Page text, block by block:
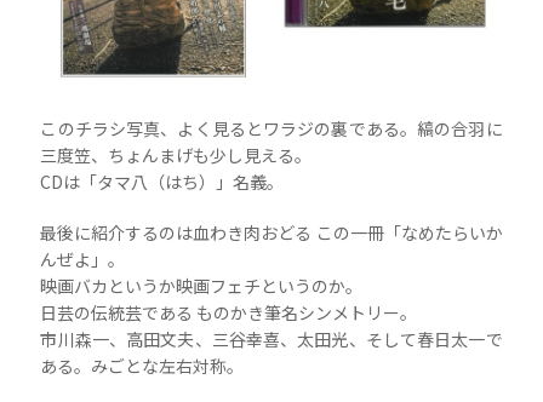
このチラシ写真、よく見るとワラジの裏である。縞の合羽に
三度笠、ちょんまげも少し見える。
CDは「タマ八（はち）」名義。
最後に紹介するのは血わき肉おどる この一冊「なめたらいか
んぜよ」。
映画バカというか映画フェチというのか。
日芸の伝統芸である ものかき筆名シンメトリー。
市川森一、高田文夫、三谷幸喜、太田光、そして春日太一で
ある。みごとな左右対称。